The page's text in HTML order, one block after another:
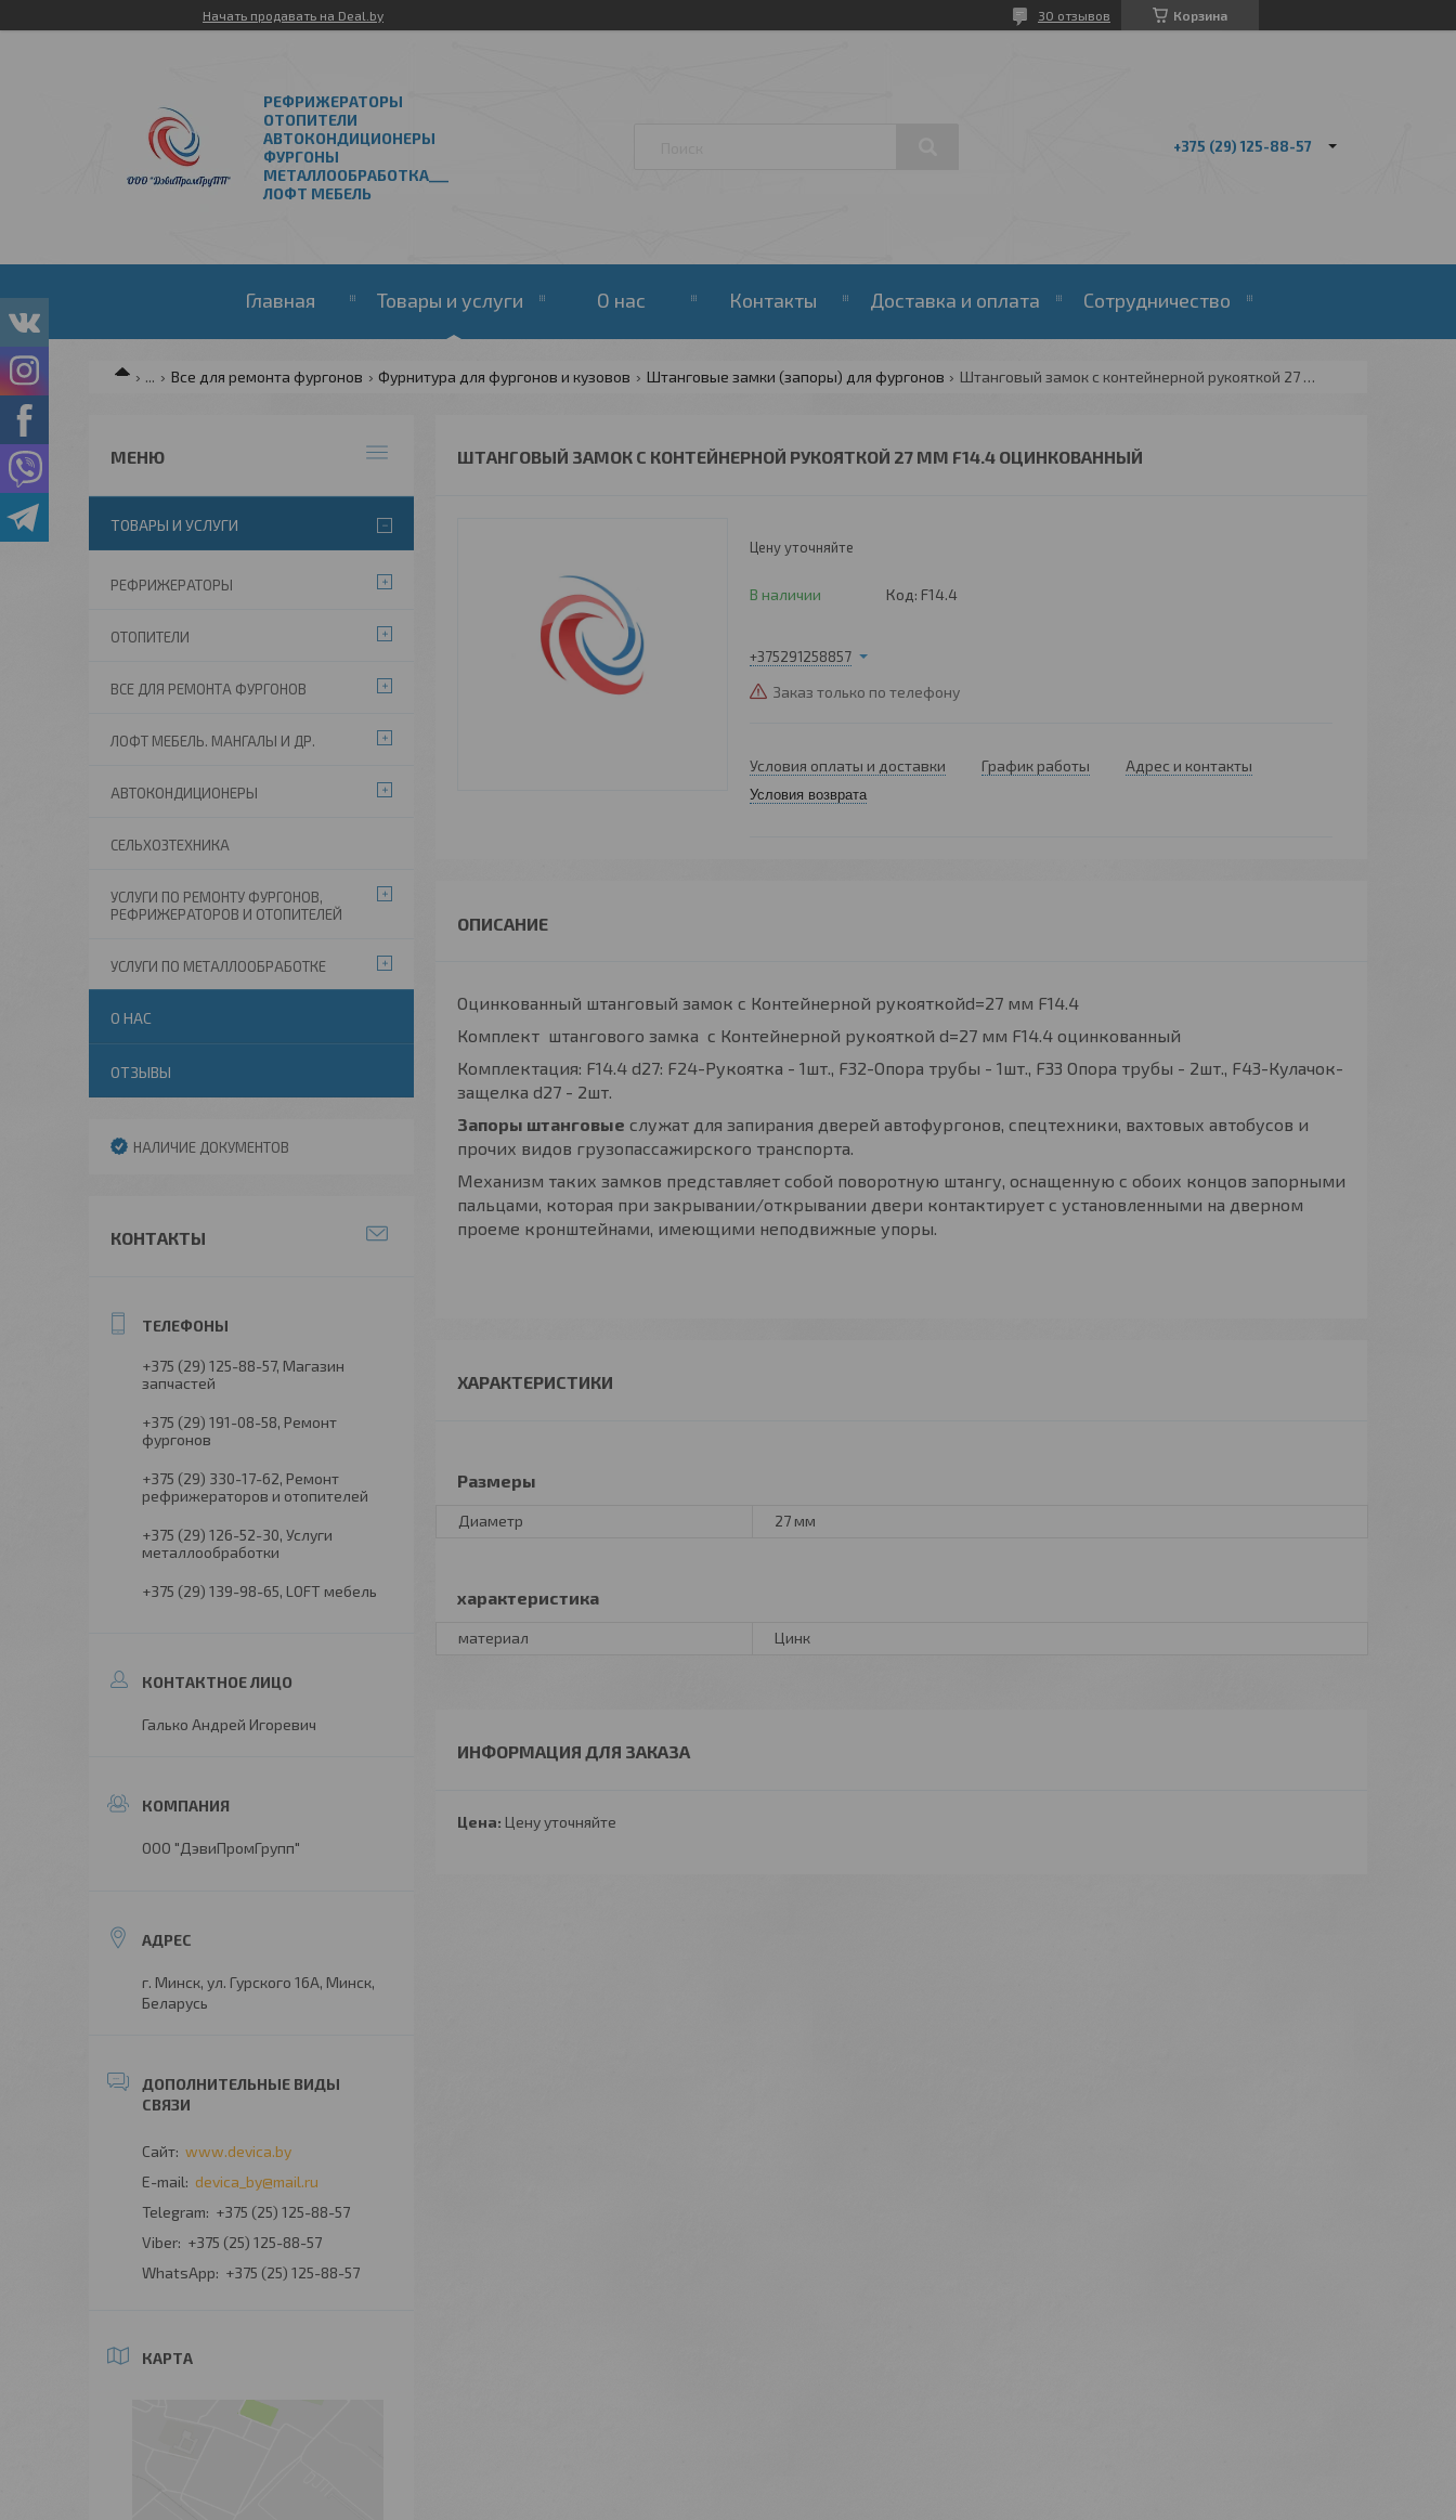
Начать продавать на Deal.by Корзина
30 отзывов
РЕФРИЖЕРАТОРЫ
ОТОПИТЕЛИ
АВТОКОНДИЦИОНЕРЫ
ФУРГОНЫ
МЕТАЛЛООБРАБОТКА___
ЛОФТ МЕБЕЛЬ
+375 (29) 125-88-57
Главная Товары и услуги О нас Контакты Доставка и оплата Сотрудничество
... Все для ремонта фургонов Фурнитура для фургонов и кузовов Штанговые замки (запоры) для фургонов Штанговый замок с контейнерной рукояткой 27 мм f14.4 оцинкованный
ШТАНГОВЫЙ ЗАМОК С КОНТЕЙНЕРНОЙ РУКОЯТКОЙ 27 ММ F14.4 ОЦИНКОВАННЫЙ
Цену уточняйте
В наличии Код: F14.4
+375291258857
Заказ только по телефону
Условия оплаты и доставки График работы Адрес и контакты
Условия возврата
Оцинкованный штанговый замок с Контейнерной рукояткойd=27 мм F14.4
Комплект штангового замка с Контейнерной рукояткой d=27 мм F14.4 оцинкованный
Комплектация: F14.4 d27: F24-Рукоятка - 1шт., F32-Опора трубы - 1шт., F33 Опора трубы - 2шт., F43-Кулачок-
защелка d27 - 2шт.
Запоры штанговые служат для запирания дверей автофургонов, спецтехники, вахтовых автобусов и
прочих видов грузопассажирского транспорта.
Механизм таких замков представляет собой поворотную штангу, оснащенную с обоих концов запорными
пальцами, которая при закрывании/открывании двери контактирует с установленными на дверном
проеме кронштейнами, имеющими неподвижные упоры.
ХАРАКТЕРИСТИКИ
Размеры
Диаметр 27 мм
характеристика
материал Цинк
ИНФОРМАЦИЯ ДЛЯ ЗАКАЗА
Цена: Цену уточняйте
ТОВАРЫ И УСЛУГИ
РЕФРИЖЕРАТОРЫ
ОТОПИТЕЛИ
ВСЕ ДЛЯ РЕМОНТА ФУРГОНОВ
ЛОФТ МЕБЕЛЬ. МАНГАЛЫ И ДР.
АВТОКОНДИЦИОНЕРЫ
СЕЛЬХОЗТЕХНИКА
УСЛУГИ ПО РЕМОНТУ ФУРГОНОВ,
РЕФРИЖЕРАТОРОВ И ОТОПИТЕЛЕЙ
УСЛУГИ ПО МЕТАЛЛООБРАБОТКЕ
О НАС
ОТЗЫВЫ
НАЛИЧИЕ ДОКУМЕНТОВ
КОНТАКТЫ
+375 (29) 125-88-57 Магазин
запчастей
+375 (29) 191-08-58 Ремонт
фургонов
+375 (29) 330-17-62 Ремонт
рефрижераторов и отопителей
+375 (29) 126-52-30 Услуги
металлообработки
+375 (29) 139-98-65 LOFT мебель
Галько Андрей Игоревич
ООО "ДэвиПромГрупп"
г. Минск, ул. Гурского 16А, Минск,
Беларусь
www.devica.by
devica_by@mail.ru
+375 (25) 125-88-57
+375 (25) 125-88-57
+375 (25) 125-88-57
КАРТА